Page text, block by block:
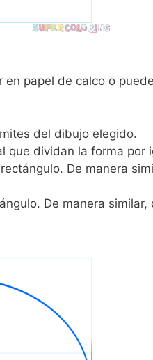
papel de calco o
del dibujo elegido.
que dividan la forma por
De manera
De manera